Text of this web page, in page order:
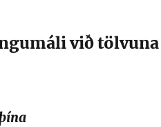
við tölvuna